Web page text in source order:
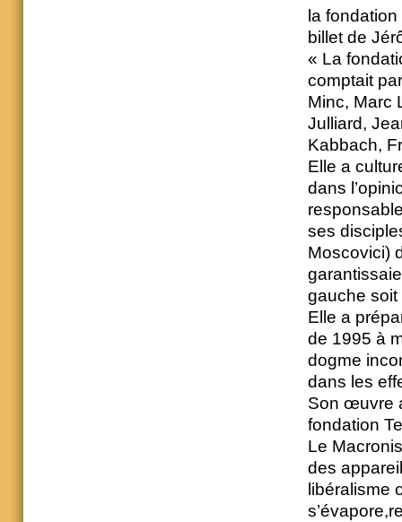
la
billet de
« La
comptait
Minc, Marc
Julliard,
Kabbach,
Elle a
dans
ses
Moscovici)
gauche soit
Elle a
de 1995 à
dogme
dans les
Son œuvre
fondation
Le
des
libéralisme